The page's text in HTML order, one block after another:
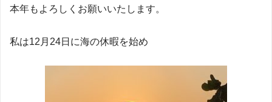
本年もよろしくお願いいたします。
私は12月24日に海の休暇を始め